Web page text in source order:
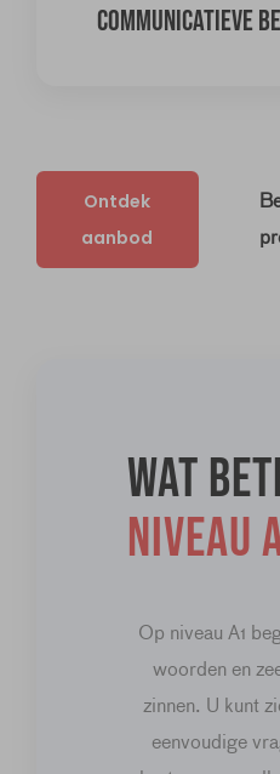
COMMUNICATIEVE
Ontdek
aanbod
Wat
niveau
Op niveau A1
woorden en
zinnen. U kunt
eenvoudige